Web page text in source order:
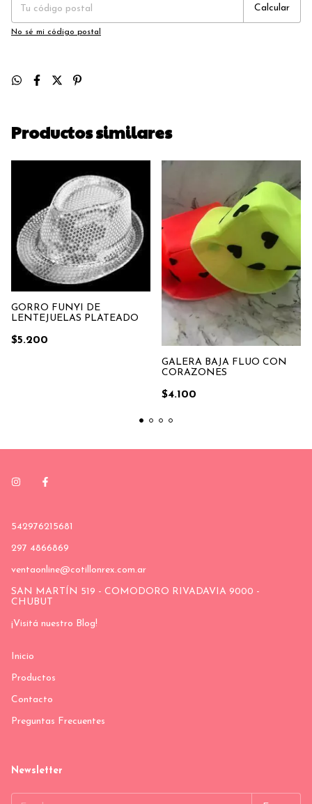
Calcular
No sé mi código postal
Productos similares
GORRO FUNYI DE
LENTEJUELAS PLATEADO
$5.200
GALERA BAJA FLUO CON
CORAZONES
$4.100
542976215681
297 4866869
ventaonline@cotillonrex.com.ar
SAN MARTÍN 519 - COMODORO RIVADAVIA 9000 -
CHUBUT
¡Visitá nuestro Blog!
Inicio
Productos
Contacto
Preguntas Frecuentes
Newsletter